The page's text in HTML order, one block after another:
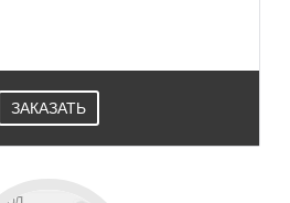
ЗАКАЗАТЬ